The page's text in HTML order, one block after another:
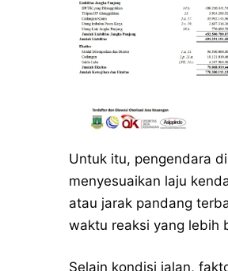
Untuk itu, pengendara
menyesuaikan laju
atau jarak pandang
waktu reaksi yang lebih
Selain kondisi jalan,